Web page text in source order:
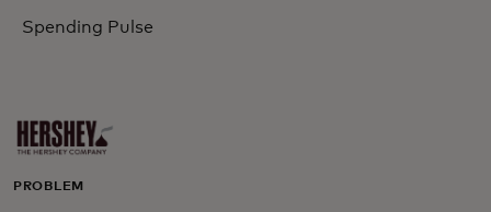
Spending Pulse
PROBLEM